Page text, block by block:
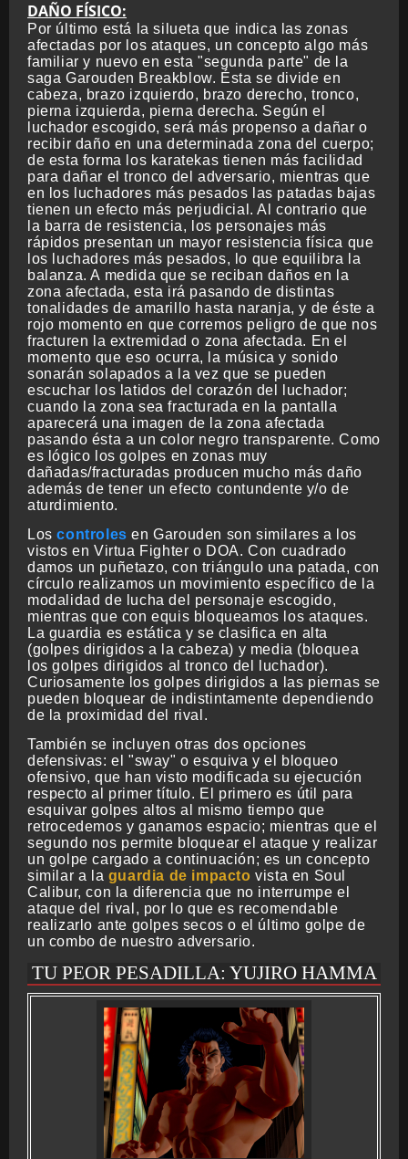
DAÑO FÍSICO:
Por último está la silueta que indica las zonas
afectadas por los ataques, un concepto algo más
familiar y nuevo en esta "segunda parte" de la
saga Garouden Breakblow. Ésta se divide en
cabeza, brazo izquierdo, brazo derecho, tronco,
pierna izquierda, pierna derecha. Según el
luchador escogido, será más propenso a dañar o
recibir daño en una determinada zona del cuerpo;
de esta forma los karatekas tienen más facilidad
para dañar el tronco del adversario, mientras que
en los luchadores más pesados las patadas bajas
tienen un efecto más perjudicial. Al contrario que
la barra de resistencia, los personajes más
rápidos presentan un mayor resistencia física que
los luchadores más pesados, lo que equilibra la
balanza. A medida que se reciban daños en la
zona afectada, esta irá pasando de distintas
tonalidades de amarillo hasta naranja, y de éste a
rojo momento en que corremos peligro de que nos
fracturen la extremidad o zona afectada. En el
momento que eso ocurra, la música y sonido
sonarán solapados a la vez que se pueden
escuchar los latidos del corazón del luchador;
cuando la zona sea fracturada en la pantalla
aparecerá una imagen de la zona afectada
pasando ésta a un color negro transparente. Como
es lógico los golpes en zonas muy
dañadas/fracturadas producen mucho más daño
además de tener un efecto contundente y/o de
aturdimiento.
Loscontroles en Garouden son similares a los
vistos en Virtua Fighter o DOA. Con cuadrado
damos un puñetazo, con triángulo una patada, con
círculo realizamos un movimiento específico de la
modalidad de lucha del personaje escogido,
mientras que con equis bloqueamos los ataques.
La guardia es estática y se clasifica en alta
(golpes dirigidos a la cabeza) y media (bloquea
los golpes dirigidos al tronco del luchador).
Curiosamente los golpes dirigidos a las piernas se
pueden bloquear de indistintamente dependiendo
de la proximidad del rival.
También se incluyen otras dos opciones
defensivas: el "sway" o esquiva y el bloqueo
ofensivo, que han visto modificada su ejecución
respecto al primer título. El primero es útil para
esquivar golpes altos al mismo tiempo que
retrocedemos y ganamos espacio; mientras que el
segundo nos permite bloquear el ataque y realizar
un golpe cargado a continuación; es un concepto
similar a la guardia de impacto vista en Soul
Calibur, con la diferencia que no interrumpe el
ataque del rival, por lo que es recomendable
realizarlo ante golpes secos o el último golpe de
un combo de nuestro adversario.
TU PEOR PESADILLA: YUJIRO HAMMA